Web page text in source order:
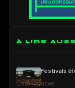
À LIRE
Festivals
NEWS